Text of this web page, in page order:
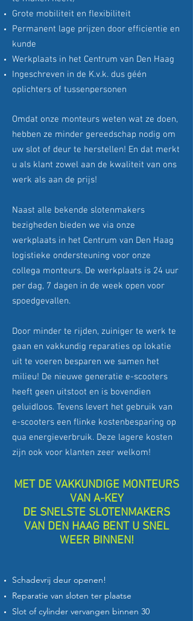
Grote mobiliteit en flexibiliteit
Permanent lage prijzen door efficientie en
kunde
Werkplaats in het Centrum van Den Haag
Ingeschreven in de K.v.k. dus géén
oplichters of tussenpersonen
Omdat onze monteurs weten wat ze doen,
hebben ze minder gereedschap nodig om
uw slot of deur te herstellen! En dat merkt
u als klant zowel aan de kwaliteit van ons
werk als aan de prijs!
Naast alle bekende slotenmakers
bezigheden bieden we via onze
werkplaats in het Centrum van Den Haag
logistieke ondersteuning voor onze
collega monteurs. De werkplaats is 24 uur
per dag, 7 dagen in de week open voor
spoedgevallen.
Door minder te rijden, zuiniger te werk te
gaan en vakkundig reparaties op lokatie
uit te voeren besparen we samen het
milieu! De nieuwe generatie e-scooters
heeft geen uitstoot en is bovendien
geluidloos. Tevens levert het gebruik van
e-scooters een flinke kostenbesparing op
qua energieverbruik. Deze lagere kosten
zijn ook voor klanten zeer welkom!
MET DE VAKKUNDIGE MONTEURS
VAN A-KEY
DE SNELSTE SLOTENMAKERS
VAN DEN HAAG BENT U SNEL
WEER BINNEN!
Schadevrij deur openen!
Reparatie van sloten ter plaatse
Slot of cylinder vervangen binnen 30